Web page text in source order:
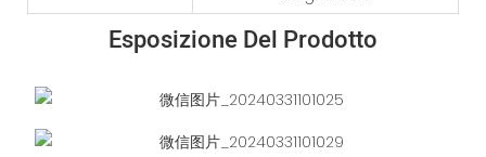
Esposizione Del Prodotto